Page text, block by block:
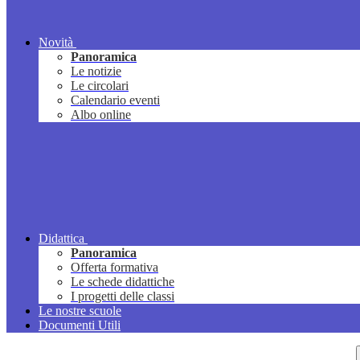
Novità
Panoramica
Le notizie
Le circolari
Calendario eventi
Albo online
Didattica
Panoramica
Offerta formativa
Le schede didattiche
I progetti delle classi
Le nostre scuole
Documenti Utili